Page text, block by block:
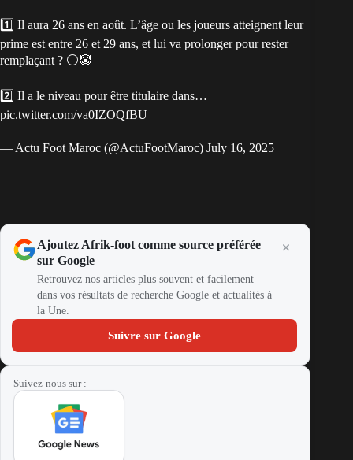
1️⃣ Il aura 26 ans en août. L’âge ou les joueurs atteignent leur
prime est entre 26 et 29 ans, et lui va prolonger pour rester
remplaçant ? ⚪🤡
2️⃣ Il a le niveau pour être titulaire dans…
pic.twitter.com/va0IZOQfBU
— Actu Foot Maroc (@ActuFootMaroc) July 16, 2025
Ajoutez Afrik-foot comme source préférée
sur Google
Retrouvez nos articles plus souvent et facilement
dans vos résultats de recherche Google et actualités à
la Une.
Suivre sur Google
Suivez-nous sur :